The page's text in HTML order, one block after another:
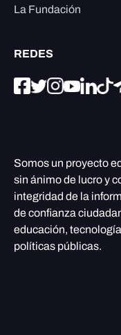
La Fundación
REDES
Somos un proyecto
sin ánimo de lucro y
integridad de la
de confianza
educación,
políticas públicas.